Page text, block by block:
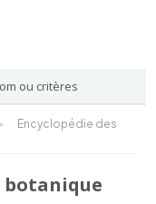
ou critères
Encyclopédie des
botanique